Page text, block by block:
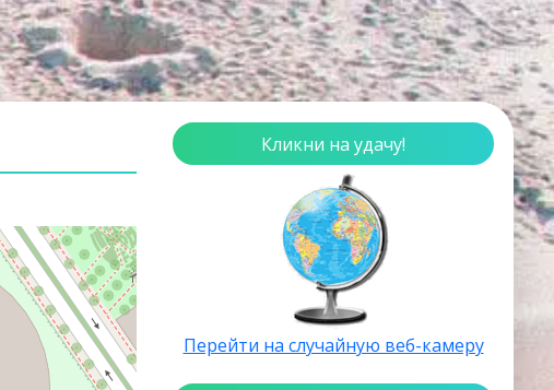
Кликни на удачу!
Перейти на случайную веб-камеру